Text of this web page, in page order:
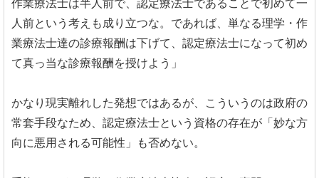
作業療法士は半人前で、認定療法士であることで初めて一
人前という考えも成り立つな。であれば、単なる理学・作
業療法士達の診療報酬は下げて、認定療法士になって初め
て真っ当な診療報酬を授けよう」
かなり現実離れした発想ではあるが、こういうのは政府の
常套手段なため、認定療法士という資格の存在が「妙な方
向に悪用される可能性」も否めない。